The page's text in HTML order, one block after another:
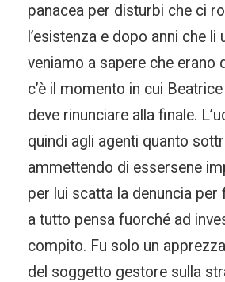
panacea per disturbi che ci
l’esistenza e dopo anni che li
veniamo a sapere che erano
c’è il momento in cui
deve rinunciare alla finale.
quindi agli agenti quanto
ammettendo di essersene
per lui scatta la denuncia per
a tutto pensa fuorché ad
compito. Fu solo un
del soggetto gestore sulla